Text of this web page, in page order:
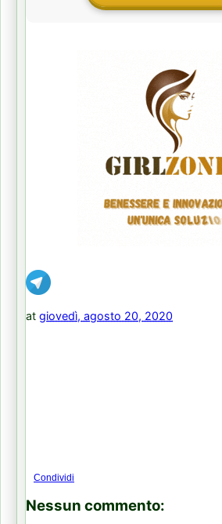
at giovedì, agosto 20, 2020
Condividi
Nessun commento: